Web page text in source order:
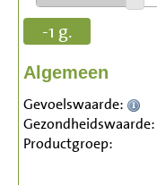
-1 g.
Algemeen
Gevoelswaarde:
Gezondheidswaarde:
Productgroep: